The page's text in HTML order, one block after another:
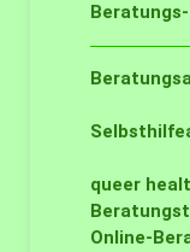
queer
Online-